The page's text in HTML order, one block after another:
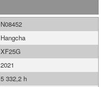
N08452
Hangcha
XF25G
2021
5 332,2 h